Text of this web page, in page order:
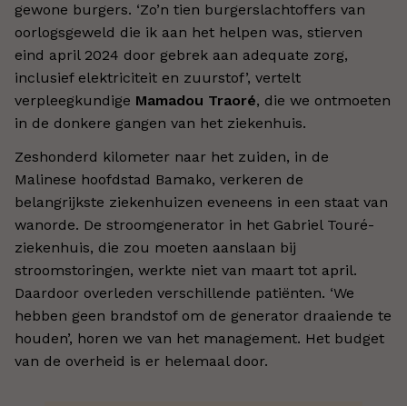
gewone burgers. ‘Zo’n tien burgerslachtoffers van
oorlogsgeweld die ik aan het helpen was, stierven
eind april 2024 door gebrek aan adequate zorg,
inclusief elektriciteit en zuurstof’, vertelt
verpleegkundige Mamadou Traoré, die we ontmoeten
in de donkere gangen van het ziekenhuis.
Zeshonderd kilometer naar het zuiden, in de
Malinese hoofdstad Bamako, verkeren de
belangrijkste ziekenhuizen eveneens in een staat van
wanorde. De stroomgenerator in het Gabriel Touré-
ziekenhuis, die zou moeten aanslaan bij
stroomstoringen, werkte niet van maart tot april.
Daardoor overleden verschillende patiënten. ‘We
hebben geen brandstof om de generator draaiende te
houden’, horen we van het management. Het budget
van de overheid is er helemaal door.